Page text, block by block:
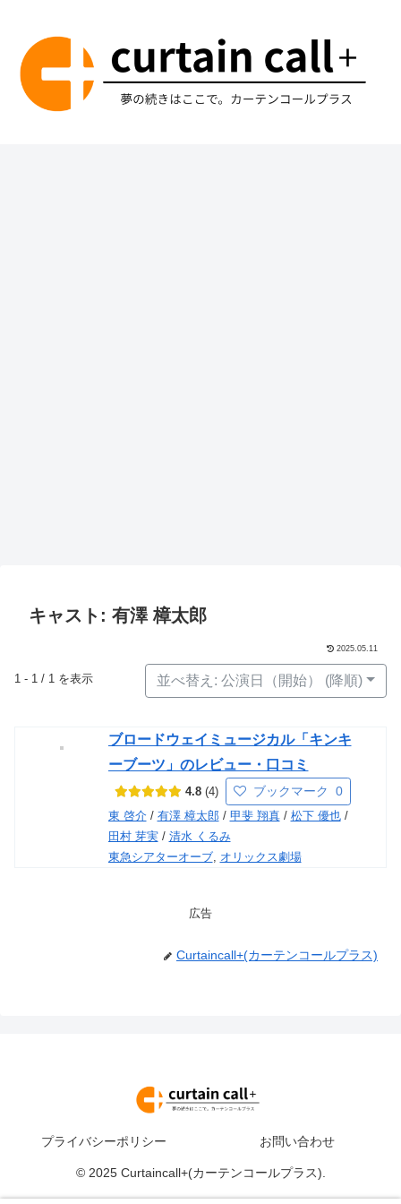
キャスト: 有澤 樟太郎
2025.05.11
1 - 1 / 1 を表示 並べ替え: 公演日（開始） (降順)
ブロードウェイミュージカル「キンキ
ーブーツ」のレビュー・口コミ
4.8 4 ブックマーク 0
東 啓介/ 有澤 樟太郎 / 甲斐 翔真/ 松下 優也/
田村 芽実/ 清水 くるみ
東急シアターオーブ, オリックス劇場
広告
Curtaincall+(カーテンコールプラス)
プライバシーポリシー お問い合わせ
© 2025 Curtaincall+(カーテンコールプラス).